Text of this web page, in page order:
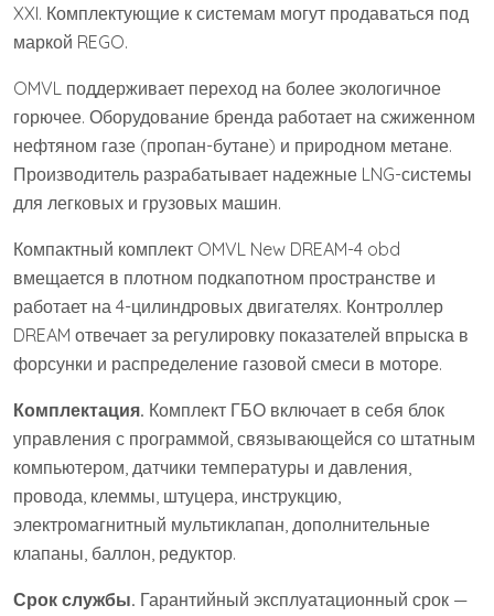
XXI. Комплектующие к системам могут продаваться под
маркой REGO.
OMVL поддерживает переход на более экологичное
горючее. Оборудование бренда работает на сжиженном
нефтяном газе (пропан-бутане) и природном метане.
Производитель разрабатывает надежные LNG-системы
для легковых и грузовых машин.
Компактный комплект OMVL New DREAM-4 obd
вмещается в плотном подкапотном пространстве и
работает на 4-цилиндровых двигателях. Контроллер
DREAM отвечает за регулировку показателей впрыска в
форсунки и распределение газовой смеси в моторе.
Комплектация. Комплект ГБО включает в себя блок
управления с программой, связывающейся со штатным
компьютером, датчики температуры и давления,
провода, клеммы, штуцера, инструкцию,
электромагнитный мультиклапан, дополнительные
клапаны, баллон, редуктор.
Срок службы. Гарантийный эксплуатационный срок —